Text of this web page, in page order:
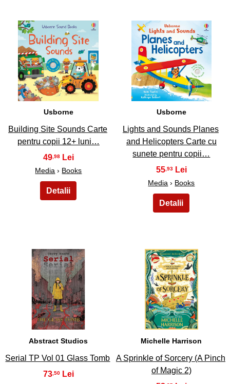
13
Usborne
Building Site Sounds Carte
pentru copii 12+ luni…
49,98
Media › Books
14
Usborne
Lights and Sounds Planes
and Helicopters Carte cu
sunete pentru copii…
55,93
Media › Books
15
Abstract Studios
Serial TP Vol 01 Glass Tomb
73 ,50
16
Michelle Harrison
A Sprinkle of Sorcery (A Pinch
of Magic 2)